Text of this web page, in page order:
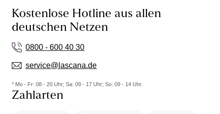
Kostenlose Hotline aus allen
deutschen Netzen
0800 - 600 40 30
service@lascana.de
* Mo - Fr: 08 - 20 Uhr; Sa: 09 - 17 Uhr; So: 09 - 14 Uhr.
Zahlarten